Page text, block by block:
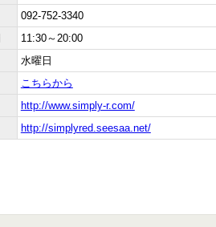
092-752-3340
11:30～20:00
水曜日
こちらから
http://www.simply-r.com/
http://simplyred.seesaa.net/